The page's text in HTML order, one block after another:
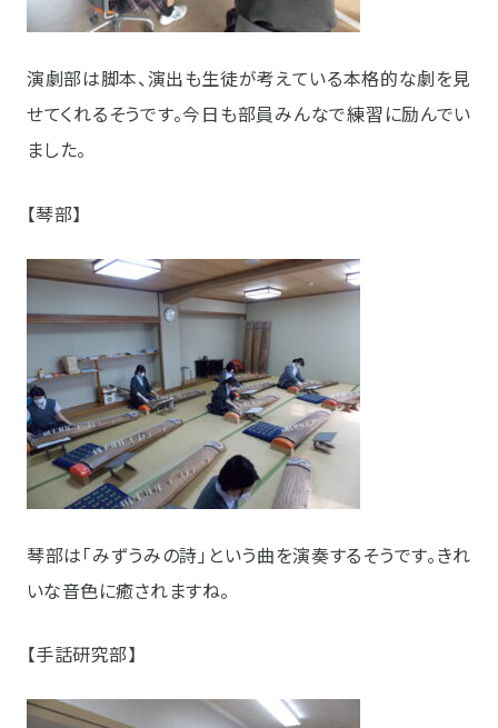
演劇部は脚本、演出も生徒が考えている本格的な劇を見
せてくれるそうです。今日も部員みんなで練習に励んでい
ました。
【琴部】
琴部は「みずうみの詩」という曲を演奏するそうです。きれ
いな音色に癒されますね。
【手話研究部】